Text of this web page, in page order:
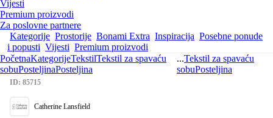
Vijesti
Premium proizvodi
Za poslovne partnere
Kategorije Prostorije Bonami Extra Inspiracija Posebne ponude
i popusti Vijesti Premium proizvodi
PočetnaKategorijeTekstilTekstil za spavaću
sobuPosteljinaPosteljina
...Tekstil za spavaću
sobuPosteljina
ID: 85715
Catherine Lansfield